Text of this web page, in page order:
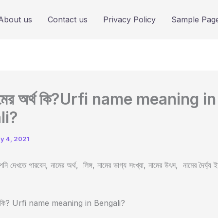
us Contact us Privacy Policy Sample
অর্থ কি?Urfi name meaning in
4, 2021
দেখতে পারবেন, নামের অর্থ, লিঙ্গ, নামের ভাগ্য সংখ্যা, নামের উৎস, নামের দৈর্ঘ্য
কি? Urfi name meaning in Bengali?